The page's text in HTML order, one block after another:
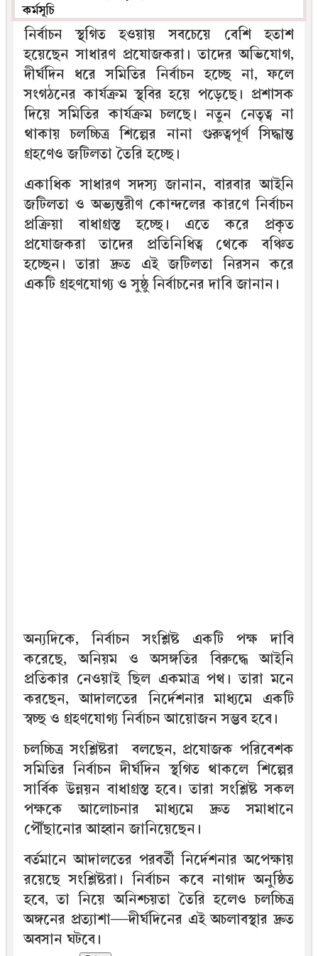
কর্মসূচি
নির্বাচন স্থগিত হওয়ায় সবচেয়ে বেশি হতাশ
হয়েছেন সাধারণ প্রযোজকরা। তাদের অভিযোগ,
দীর্ঘদিন ধরে সমিতির নির্বাচন হচ্ছে না, ফলে
সংগঠনের কার্যক্রম স্থবির হয়ে পড়েছে। প্রশাসক
দিয়ে সমিতির কার্যক্রম চলছে। নতুন নেতৃত্ব না
থাকায় চলচ্চিত্র শিল্পের নানা গুরুত্বপূর্ণ সিদ্ধান্ত
গ্রহণেও জটিলতা তৈরি হচ্ছে।
একাধিক সাধারণ সদস্য জানান, বারবার আইনি
জটিলতা ও অভ্যন্তরীণ কোন্দলের কারণে নির্বাচন
প্রক্রিয়া বাধাগ্রস্ত হচ্ছে। এতে করে প্রকৃত
প্রযোজকরা তাদের প্রতিনিধিত্ব থেকে বঞ্চিত
হচ্ছেন। তারা দ্রুত এই জটিলতা নিরসন করে
একটি গ্রহণযোগ্য ও সুষ্ঠু নির্বাচনের দাবি জানান।
অন্যদিকে, নির্বাচন সংশ্লিষ্ট একটি পক্ষ দাবি
করেছে, অনিয়ম ও অসঙ্গতির বিরুদ্ধে আইনি
প্রতিকার নেওয়াই ছিল একমাত্র পথ। তারা মনে
করছেন, আদালতের নির্দেশনার মাধ্যমে একটি
স্বচ্ছ ও গ্রহণযোগ্য নির্বাচন আয়োজন সম্ভব হবে।
চলচ্চিত্র সংশ্লিষ্টরা বলছেন, প্রযোজক পরিবেশক
সমিতির নির্বাচন দীর্ঘদিন স্থগিত থাকলে শিল্পের
সার্বিক উন্নয়ন বাধাগ্রস্ত হবে। তারা সংশ্লিষ্ট সকল
পক্ষকে আলোচনার মাধ্যমে দ্রুত সমাধানে
পৌঁছানোর আহ্বান জানিয়েছেন।
বর্তমানে আদালতের পরবর্তী নির্দেশনার অপেক্ষায়
রয়েছে সংশ্লিষ্টরা। নির্বাচন কবে নাগাদ অনুষ্ঠিত
হবে, তা নিয়ে অনিশ্চয়তা তৈরি হলেও চলচ্চিত্র
অঙ্গনের প্রত্যাশা—দীর্ঘদিনের এই অচলাবস্থার দ্রুত
অবসান ঘটবে।